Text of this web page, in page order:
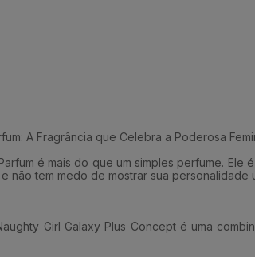
A Fragrância que Celebra a Poderosa
é mais do que um simples perfume.
não tem medo de mostrar sua
Girl Galaxy Plus Concept é uma